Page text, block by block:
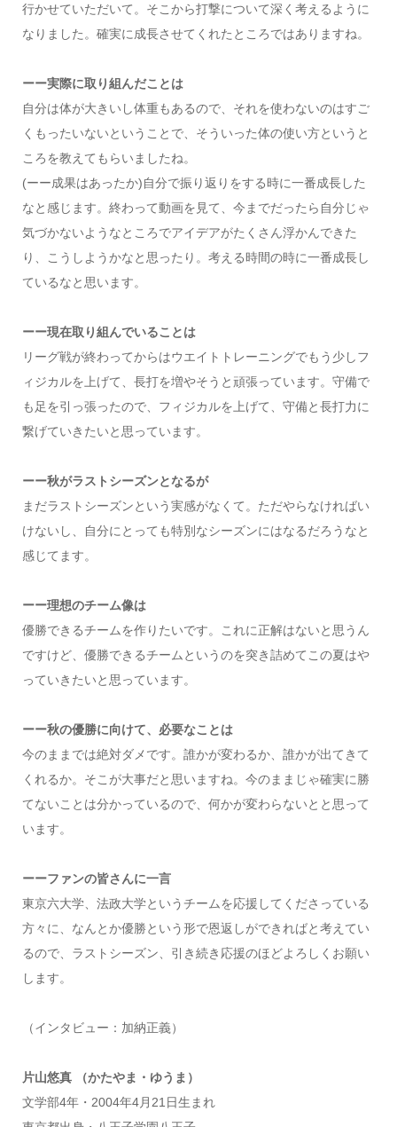
行かせていただいて。そこから打撃について深く考えるように
なりました。確実に成長させてくれたところではありますね。
ーー実際に取り組んだことは
自分は体が大きいし体重もあるので、それを使わないのはすご
くもったいないということで、そういった体の使い方というと
ころを教えてもらいましたね。
(ーー成果はあったか)自分で振り返りをする時に一番成長した
なと感じます。終わって動画を見て、今までだったら自分じゃ
気づかないようなところでアイデアがたくさん浮かんできた
り、こうしようかなと思ったり。考える時間の時に一番成長し
ているなと思います。
ーー現在取り組んでいることは
リーグ戦が終わってからはウエイトトレーニングでもう少しフ
ィジカルを上げて、長打を増やそうと頑張っています。守備で
も足を引っ張ったので、フィジカルを上げて、守備と長打力に
繋げていきたいと思っています。
ーー秋がラストシーズンとなるが
まだラストシーズンという実感がなくて。ただやらなければい
けないし、自分にとっても特別なシーズンにはなるだろうなと
感じてます。
ーー理想のチーム像は
優勝できるチームを作りたいです。これに正解はないと思うん
ですけど、優勝できるチームというのを突き詰めてこの夏はや
っていきたいと思っています。
ーー秋の優勝に向けて、必要なことは
今のままでは絶対ダメです。誰かが変わるか、誰かが出てきて
くれるか。そこが大事だと思いますね。今のままじゃ確実に勝
てないことは分かっているので、何かが変わらないとと思って
います。
ーーファンの皆さんに一言
東京六大学、法政大学というチームを応援してくださっている
方々に、なんとか優勝という形で恩返しができればと考えてい
るので、ラストシーズン、引き続き応援のほどよろしくお願い
します。
（インタビュー：加納正義）
片山悠真 （かたやま・ゆうま）
文学部4年・2004年4月21日生まれ